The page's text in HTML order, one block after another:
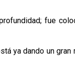
fue
ya dando un gran